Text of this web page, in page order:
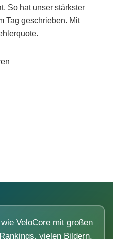
So hat unser stärkster
Tag geschrieben. Mit
VeloCore mit großen
vielen Bildern,